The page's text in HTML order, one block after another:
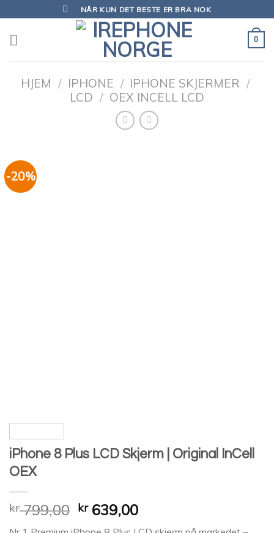
to
content
NÅR KUN DET BESTE ER BRA NOK
0
HJEM / IPHONE / IPHONE SKJERMER /
LCD / OEX INCELL LCD
-20%
iPhone 8 Plus LCD Skjerm | Original InCell
OEX
kr799,00 kr639,00